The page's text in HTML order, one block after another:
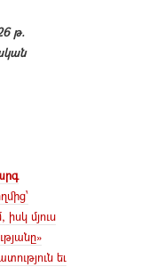
թ.
մյուս
եւ